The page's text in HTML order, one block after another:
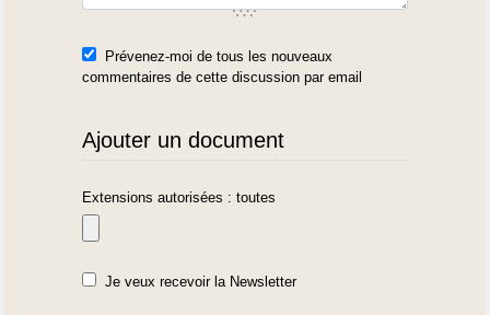
Prévenez-moi de tous les nouveaux
commentaires de cette discussion par email
Ajouter un document
Extensions autorisées : toutes
Je veux recevoir la Newsletter